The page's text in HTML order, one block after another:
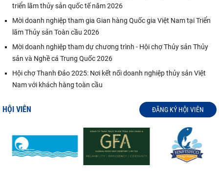
triển lãm thủy sản quốc tế năm 2026
Mời doanh nghiệp tham gia Gian hàng Quốc gia Việt Nam tại Triển
lãm Thủy sản Toàn cầu 2026
Mời doanh nghiệp tham dự chương trình - Hội chợ Thủy sản Thủy
sản và Nghề cá Trung Quốc 2026
Hội chợ Thanh Đảo 2025: Nơi kết nối doanh nghiệp thủy sản Việt
Nam với khách hàng toàn cầu
HỘI VIÊN ĐĂNG KÝ HỘI VIÊN